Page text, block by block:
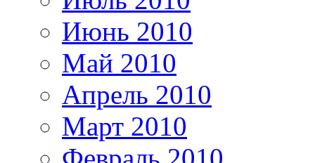
Июнь 2010
Май 2010
Апрель 2010
Март 2010